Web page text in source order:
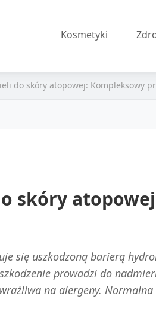
Kosmetyki
do skóry atopowej: Kompleksowy
skóry
się uszkodzoną barierą
prowadzi do
na alergeny.